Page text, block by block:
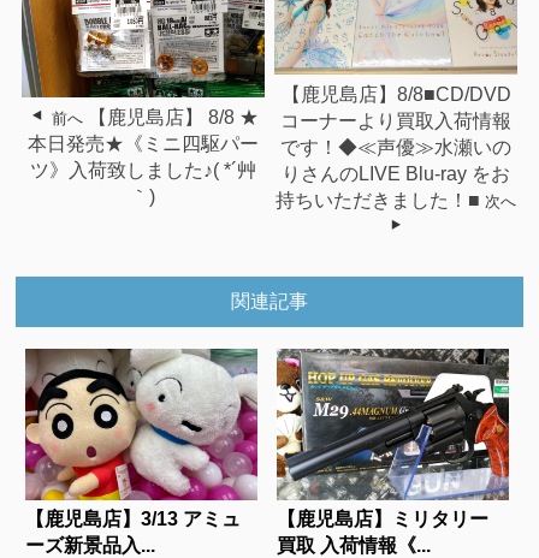
前へ
【鹿児島店】 8/8 ★
本日発売★《ミニ四駆パー
ツ》入荷致しました♪( *´艸
｀)
【鹿児島店】8/8■CD/DVD
コーナーより買取入荷情報
です！◆≪声優≫水瀬いの
りさんのLIVE Blu-ray をお
持ちいただきました！■ 次へ
関連記事
【鹿児島店】3/13 アミュ
ーズ新景品入...
【鹿児島店】ミリタリー
買取 入荷情報《...